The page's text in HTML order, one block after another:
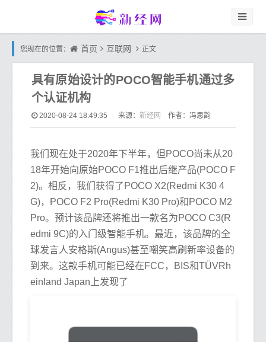
您现在的位置： 首页 互联网 正文
具有原始设计的POCO智能手机通过多
个认证机构
2020-08-24 18:49:35 来源： 新经网 作者：冯思韵
我们现在处于2020年下半年，但POCO尚未从20
18年开始向原始POCO F1推出后继产品(POCO F
2)。相反，我们获得了POCO X2(Redmi K30 4
G)，POCO F2 Pro(Redmi K30 Pro)和POCO M2
Pro。预计该品牌还将推出一款名为POCO C3(R
edmi 9C)的入门级​​智能手机。最近，该品牌的全
球发言人安格斯(Angus)甚至嘲笑高刷新率设备的
到来。这款手机可能已经在FCC，BIS和TÜVRh
einland Japan上发现了